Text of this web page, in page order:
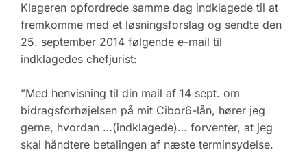
Klageren opfordrede samme dag indklagede til at
fremkomme med et løsningsforslag og sendte den
25. september 2014 følgende e-mail til
indklagedes chefjurist:
”Med henvisning til din mail af 14 sept. om
bidragsforhøjelsen på mit Cibor6-lån, hører jeg
gerne, hvordan …(indklagede)… forventer, at jeg
skal håndtere betalingen af næste terminsydelse.